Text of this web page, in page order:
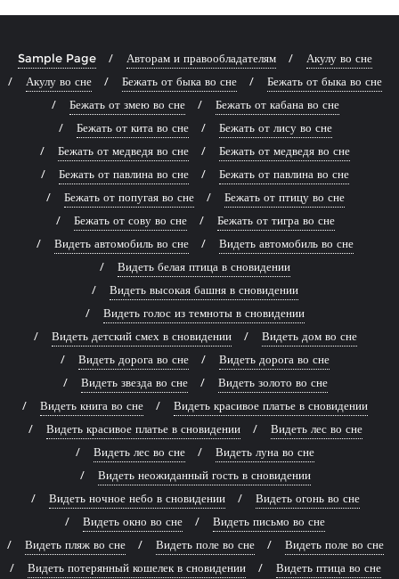
Sample Page Авторам и правообладателям
Акулу во сне
Акулу во сне
Бежать от быка во сне
Бежать от быка во сне
Бежать от змею во сне
Бежать от кабана во сне
Бежать от кита во сне
Бежать от лису во сне
Бежать от медведя во сне
Бежать от медведя во сне
Бежать от павлина во сне
Бежать от павлина во сне
Бежать от попугая во сне
Бежать от птицу во сне
Бежать от сову во сне
Бежать от тигра во сне
Видеть автомобиль во сне
Видеть автомобиль во сне
Видеть белая птица в сновидении
Видеть высокая башня в сновидении
Видеть голос из темноты в сновидении
Видеть детский смех в сновидении
Видеть дом во сне
Видеть дорога во сне
Видеть дорога во сне
Видеть звезда во сне
Видеть золото во сне
Видеть книга во сне
Видеть красивое платье в сновидении
Видеть красивое платье в сновидении
Видеть лес во сне
Видеть лес во сне
Видеть луна во сне
Видеть неожиданный гость в сновидении
Видеть ночное небо в сновидении
Видеть огонь во сне
Видеть окно во сне
Видеть письмо во сне
Видеть пляж во сне
Видеть поле во сне
Видеть поле во сне
Видеть потерянный кошелек в сновидении
Видеть птица во сне